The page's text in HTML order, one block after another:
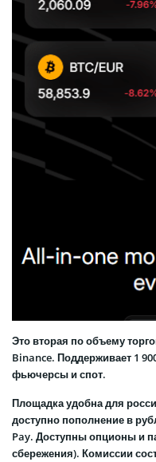
Это вторая по объему
Binance. Поддерживает 1
фьючерсы и спот.
Площадка удобна для
доступно пополнение в
Pay. Доступны опционы и
сбережения). Комиссии